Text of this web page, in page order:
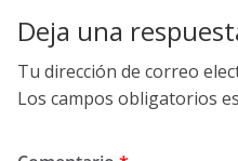
Deja una
Tu dirección de correo
Los campos obligatorios